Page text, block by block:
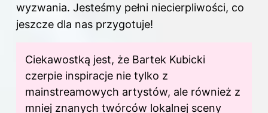
wyzwania. Jesteśmy pełni niecierpliwości, co
jeszcze dla nas przygotuje!
Ciekawostką jest, że Bartek Kubicki
czerpie inspiracje nie tylko z
mainstreamowych artystów, ale również z
mniej znanych twórców lokalnej sceny